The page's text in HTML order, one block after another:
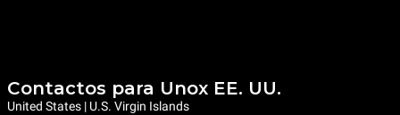
Contactos para Unox EE. UU.
United States | U.S. Virgin Islands